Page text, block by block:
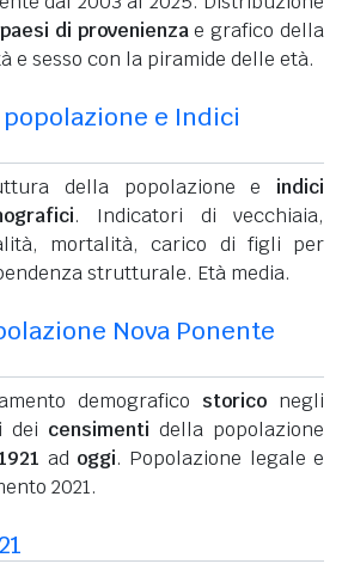
paesi di provenienzae grafico della
e sesso con la piramide delle età.
e Indici
della popolazione e indici
. Indicatori di vecchiaia,
mortalità, carico di figli per
strutturale. Età media.
Nova Ponente
demografico storico negli
dei censimenti della popolazione
ad oggi. Popolazione legale e
2021.